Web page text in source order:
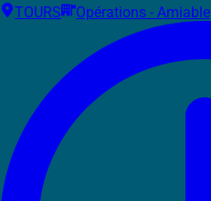
TOURS
Opérations - Amiable